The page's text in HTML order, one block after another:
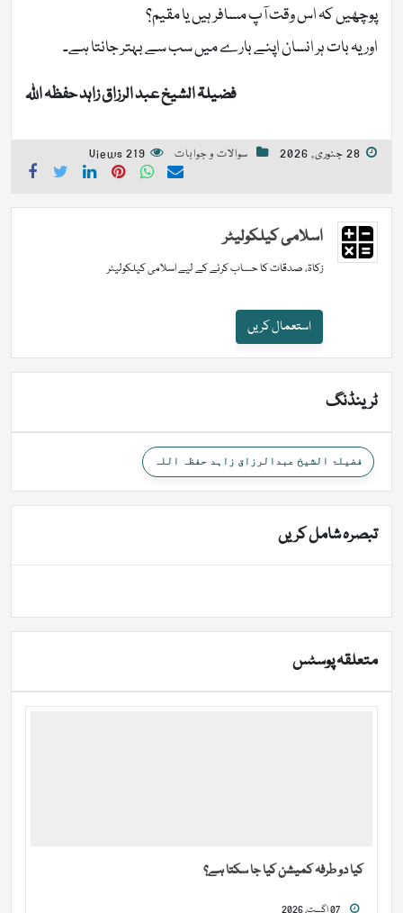
پوچھیں کہ اس وقت آپ مسافر ہیں یا مقیم؟
اور یہ بات ہر انسان اپنے بارے میں سب سے بہتر جانتا ہے۔
فضیلۃ الشیخ عبد الرزاق زاہد حفظہ اللہ
28 جنوری, 2026 سوالات و جوابات 219 Views
اسلامی کیلکولیٹر
زکاۃ، صدقات کا حساب کرنے کے لیے اسلامی کیلکولیٹر
استعمال کریں
ٹرینڈنگ
فضیلۃ الشیخ عبدالرزاق زاہد حفظہ اللہ
تبصرہ شامل کریں
متعلقہ پوسٹس
کیا دو طرفہ کمیشن کیا جا سکتا ہے؟